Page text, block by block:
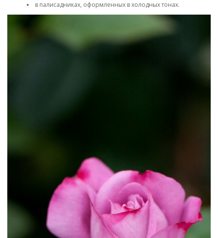
в палисадниках, оформленных в холодных тонах.